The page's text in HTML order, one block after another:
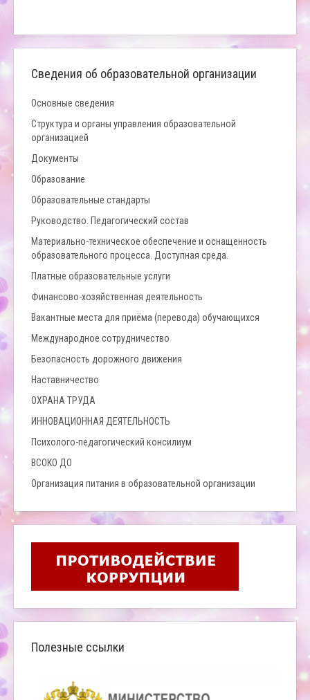
Сведения об образовательной организации
Основные сведения
Структура и органы управления образовательной
организацией
Документы
Образование
Образовательные стандарты
Руководство. Педагогический состав
Материально-техническое обеспечение и оснащенность
образовательного процесса. Доступная среда.
Платные образовательные услуги
Финансово-хозяйственная деятельность
Вакантные места для приёма (перевода) обучающихся
Международное сотрудничество
Безопасность дорожного движения
Наставничество
ОХРАНА ТРУДА
ИННОВАЦИОННАЯ ДЕЯТЕЛЬНОСТЬ
Психолого-педагогический консилиум
ВСОКО ДО
Организация питания в образовательной организации
Полезные ссылки